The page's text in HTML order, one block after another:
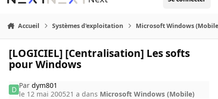
Accueil Systèmes d'exploitation Microsoft Windows
[LOGICIEL] [Centralisation] Les softs
pour Windows
Pardym801
le 12 mai 200521 a dans Microsoft Windows (Mobile)